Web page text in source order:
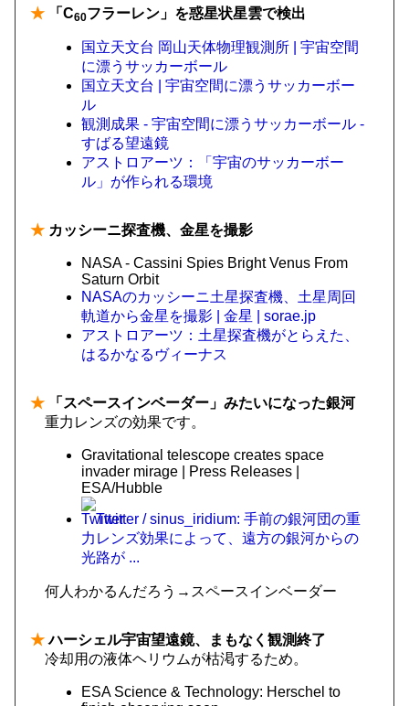
★ 「C60フラーレン」を惑星状星雲で検出
国立天文台 岡山天体物理観測所 | 宇宙空間
に漂うサッカーボール
国立天文台 | 宇宙空間に漂うサッカーボー
ル
観測成果 - 宇宙空間に漂うサッカーボール -
すばる望遠鏡
アストロアーツ：「宇宙のサッカーボー
ル」が作られる環境
★ カッシーニ探査機、金星を撮影
NASA - Cassini Spies Bright Venus From
Saturn Orbit
NASAのカッシーニ土星探査機、土星周回
軌道から金星を撮影 | 金星 | sorae.jp
アストロアーツ：土星探査機がとらえた、
はるかなるヴィーナス
★ 「スペースインベーダー」みたいになった銀河
重力レンズの効果です。
Gravitational telescope creates space
invader mirage | Press Releases |
ESA/Hubble
Twitter / sinus_iridium: 手前の銀河団の重
力レンズ効果によって、遠方の銀河からの
光路が ...
何人わかるんだろう→スペースインベーダー
★ハーシェル宇宙望遠鏡、まもなく観測終了
冷却用の液体ヘリウムが枯渇するため。
ESA Science & Technology: Herschel to